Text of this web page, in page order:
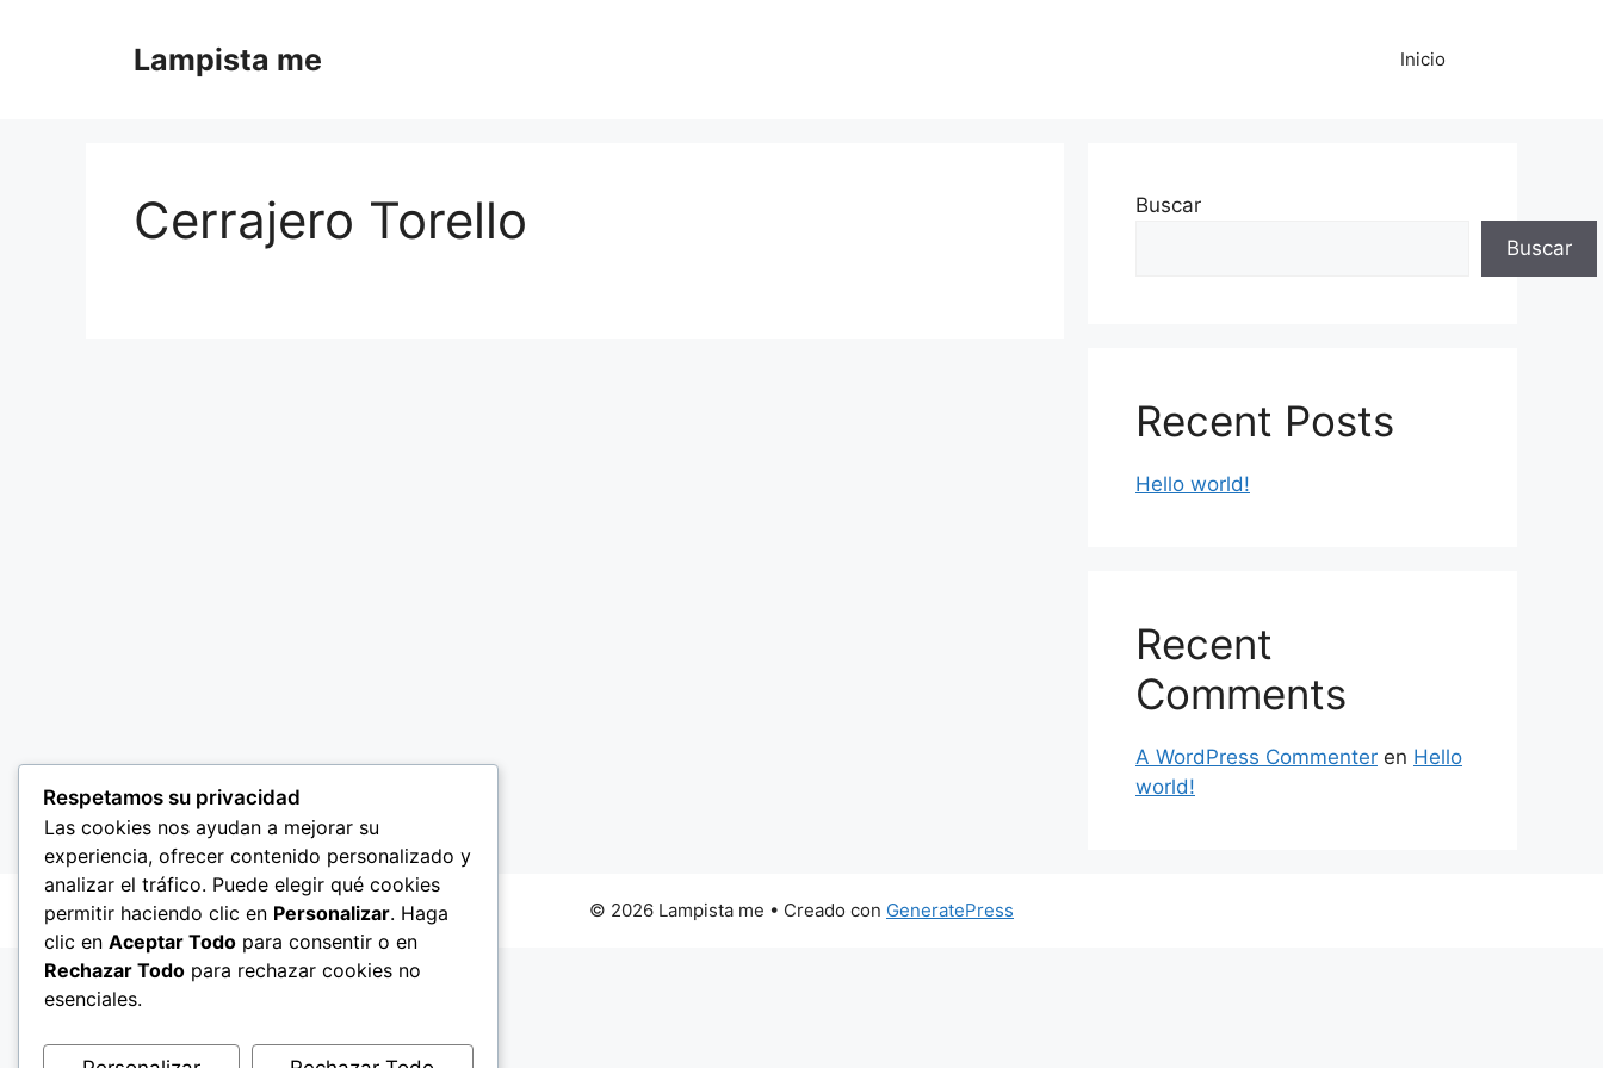
Lampista me Inicio
Cerrajero Torello
Buscar
Buscar
Recent Posts
Hello world!
Recent
Comments
A WordPress Commenter en Hello
world!
© 2026 Lampista me • Creado con GeneratePress
Respetamos su privacidad
Las cookies nos ayudan a mejorar su
experiencia, ofrecer contenido personalizado y
analizar el tráfico. Puede elegir qué cookies
permitir haciendo clic en Personalizar. Haga
clic en Aceptar Todo para consentir o en
Rechazar Todo para rechazar cookies no
esenciales.